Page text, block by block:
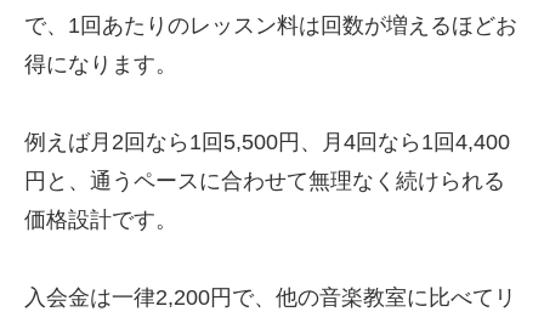
で、1回あたりのレッスン料は回数が増えるほどお
得になります。
例えば月2回なら1回5,500円、月4回なら1回4,400
円と、通うペースに合わせて無理なく続けられる
価格設計です。
入会金は一律2,200円で、他の音楽教室に比べてリ